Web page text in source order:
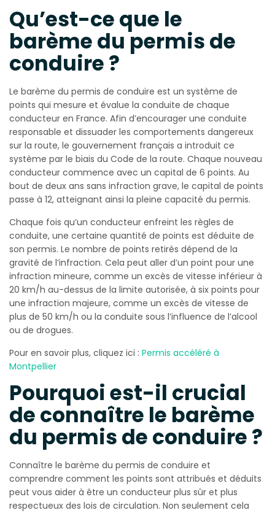
Qu’est-ce que le
barème du permis de
conduire ?
Le barème du permis de conduire est un système de
points qui mesure et évalue la conduite de chaque
conducteur en France. Afin d’encourager une conduite
responsable et dissuader les comportements dangereux
sur la route, le gouvernement français a introduit ce
système par le biais du Code de la route. Chaque nouveau
conducteur commence avec un capital de 6 points. Au
bout de deux ans sans infraction grave, le capital de points
passe à 12, atteignant ainsi la pleine capacité du permis.
Chaque fois qu’un conducteur enfreint les règles de
conduite, une certaine quantité de points est déduite de
son permis. Le nombre de points retirés dépend de la
gravité de l’infraction. Cela peut aller d’un point pour une
infraction mineure, comme un excès de vitesse inférieur à
20 km/h au-dessus de la limite autorisée, à six points pour
une infraction majeure, comme un excès de vitesse de
plus de 50 km/h ou la conduite sous l’influence de l’alcool
ou de drogues.
Pour en savoir plus, cliquez ici : Permis accéléré à
Montpellier
Pourquoi est-il crucial
de connaître le barème
du permis de conduire ?
Connaître le barème du permis de conduire et
comprendre comment les points sont attribués et déduits
peut vous aider à être un conducteur plus sûr et plus
respectueux des lois de circulation. Non seulement cela